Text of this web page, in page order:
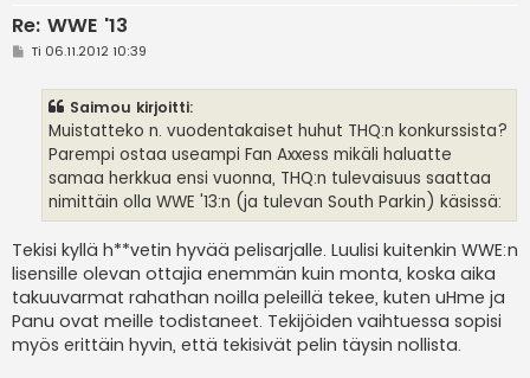
Re: WWE '13
VTi 06.11.2012 10:39
Saimou kirjoitti:
Muistatteko n. vuodentakaiset huhut THQ:n konkurssista?
Parempi ostaa useampi Fan Axxess mikäli haluatte
samaa herkkua ensi vuonna, THQ:n tulevaisuus saattaa
nimittäin olla WWE '13:n (ja tulevan South Parkin) käsissä:
Tekisi kyllä h**vetin hyvää pelisarjalle. Luulisi kuitenkin WWE:n
lisensille olevan ottajia enemmän kuin monta, koska aika
takuuvarmat rahathan noilla peleillä tekee, kuten uHme ja
Panu ovat meille todistaneet. Tekijöiden vaihtuessa sopisi
myös erittäin hyvin, että tekisivät pelin täysin nollista.